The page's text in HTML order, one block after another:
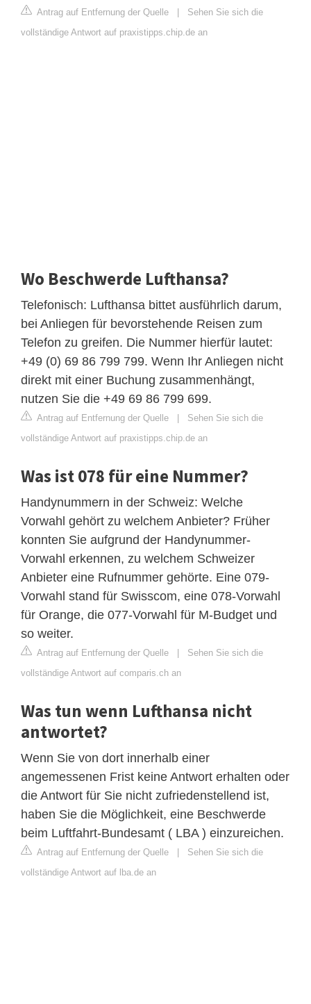
Antrag auf Entfernung der Quelle | Sehen Sie sich die
vollständige Antwort auf praxistipps.chip.de an
Wo Beschwerde Lufthansa?
Telefonisch: Lufthansa bittet ausführlich darum,
bei Anliegen für bevorstehende Reisen zum
Telefon zu greifen. Die Nummer hierfür lautet:
+49 (0) 69 86 799 799. Wenn Ihr Anliegen nicht
direkt mit einer Buchung zusammenhängt,
nutzen Sie die +49 69 86 799 699.
Antrag auf Entfernung der Quelle | Sehen Sie sich die
vollständige Antwort auf praxistipps.chip.de an
Was ist 078 für eine Nummer?
Handynummern in der Schweiz: Welche
Vorwahl gehört zu welchem Anbieter? Früher
konnten Sie aufgrund der Handynummer-
Vorwahl erkennen, zu welchem Schweizer
Anbieter eine Rufnummer gehörte. Eine 079-
Vorwahl stand für Swisscom, eine 078-Vorwahl
für Orange, die 077-Vorwahl für M-Budget und
so weiter.
Antrag auf Entfernung der Quelle | Sehen Sie sich die
vollständige Antwort auf comparis.ch an
Was tun wenn Lufthansa nicht
antwortet?
Wenn Sie von dort innerhalb einer
angemessenen Frist keine Antwort erhalten oder
die Antwort für Sie nicht zufriedenstellend ist,
haben Sie die Möglichkeit, eine Beschwerde
beim Luftfahrt-Bundesamt ( LBA ) einzureichen.
Antrag auf Entfernung der Quelle | Sehen Sie sich die
vollständige Antwort auf lba.de an